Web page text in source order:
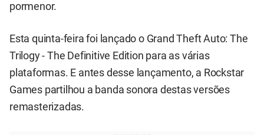
pormenor.
Esta quinta-feira foi lançado o Grand Theft Auto: The
Trilogy - The Definitive Edition para as várias
plataformas. E antes desse lançamento, a Rockstar
Games partilhou a banda sonora destas versões
remasterizadas.